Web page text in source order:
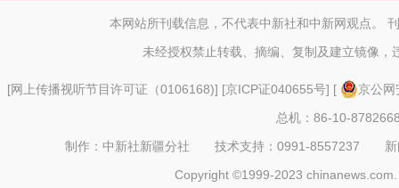
新疆喀
本网站所刊载信息，不代表中新社和中新网观点。
未经授权禁止转载、摘编、复制及建立镜像，
[网上传播视听节目许可证（0106168)] [京ICP证040655号] [
京公
总机：86-10-
制作：中新社新疆分社 技术支持：0991-8557237
Copyright ©1999-2023